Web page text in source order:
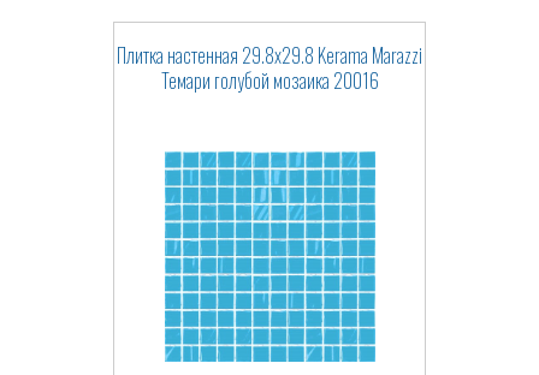
Плитка настенная 29.8x29.8 Kerama Marazzi
Темари голубой мозаика 20016